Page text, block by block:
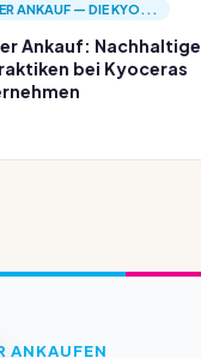
ANKAUF — DIE KYO...
Ankauf: Nachhaltige
bei Kyoceras
ANKAUFEN